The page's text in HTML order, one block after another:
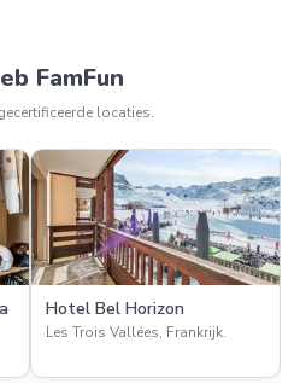
FamFun
locaties.
Hotel Bel Horizon
Les Trois Vallées, Frankrijk.